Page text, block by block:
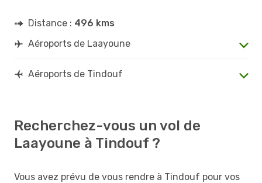
Distance : 496 kms
Aéroports de Laayoune
Aéroports de Tindouf
Recherchez-vous un vol de
Laayoune à Tindouf ?
Vous avez prévu de vous rendre à Tindouf pour vos